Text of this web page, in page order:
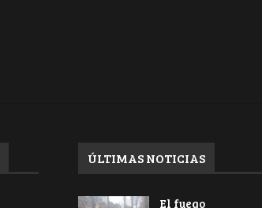
ÚLTIMAS NOTICIAS
El fuego